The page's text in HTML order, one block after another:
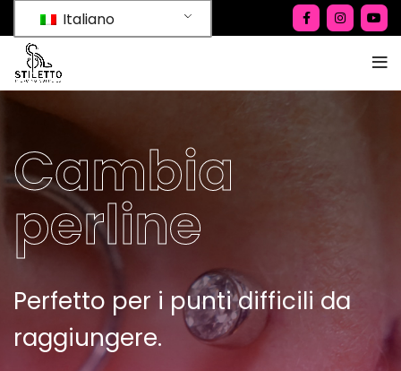
Italiano
Cambia
perline
Perfetto per i punti difficili da
raggiungere.